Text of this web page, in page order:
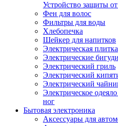
Устройство защиты
Фен для волос
Фильтры для воды
Хлебопечка
Шейкер для напитков
Электрическая плитка
Электрические
Электрический гриль
Электрический
Электрический
Электрическое
ног
Бытовая электроника
Аксессуары для